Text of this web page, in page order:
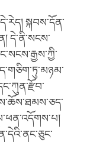
སྐབས་དོན་
དེ་ནི་སངས་